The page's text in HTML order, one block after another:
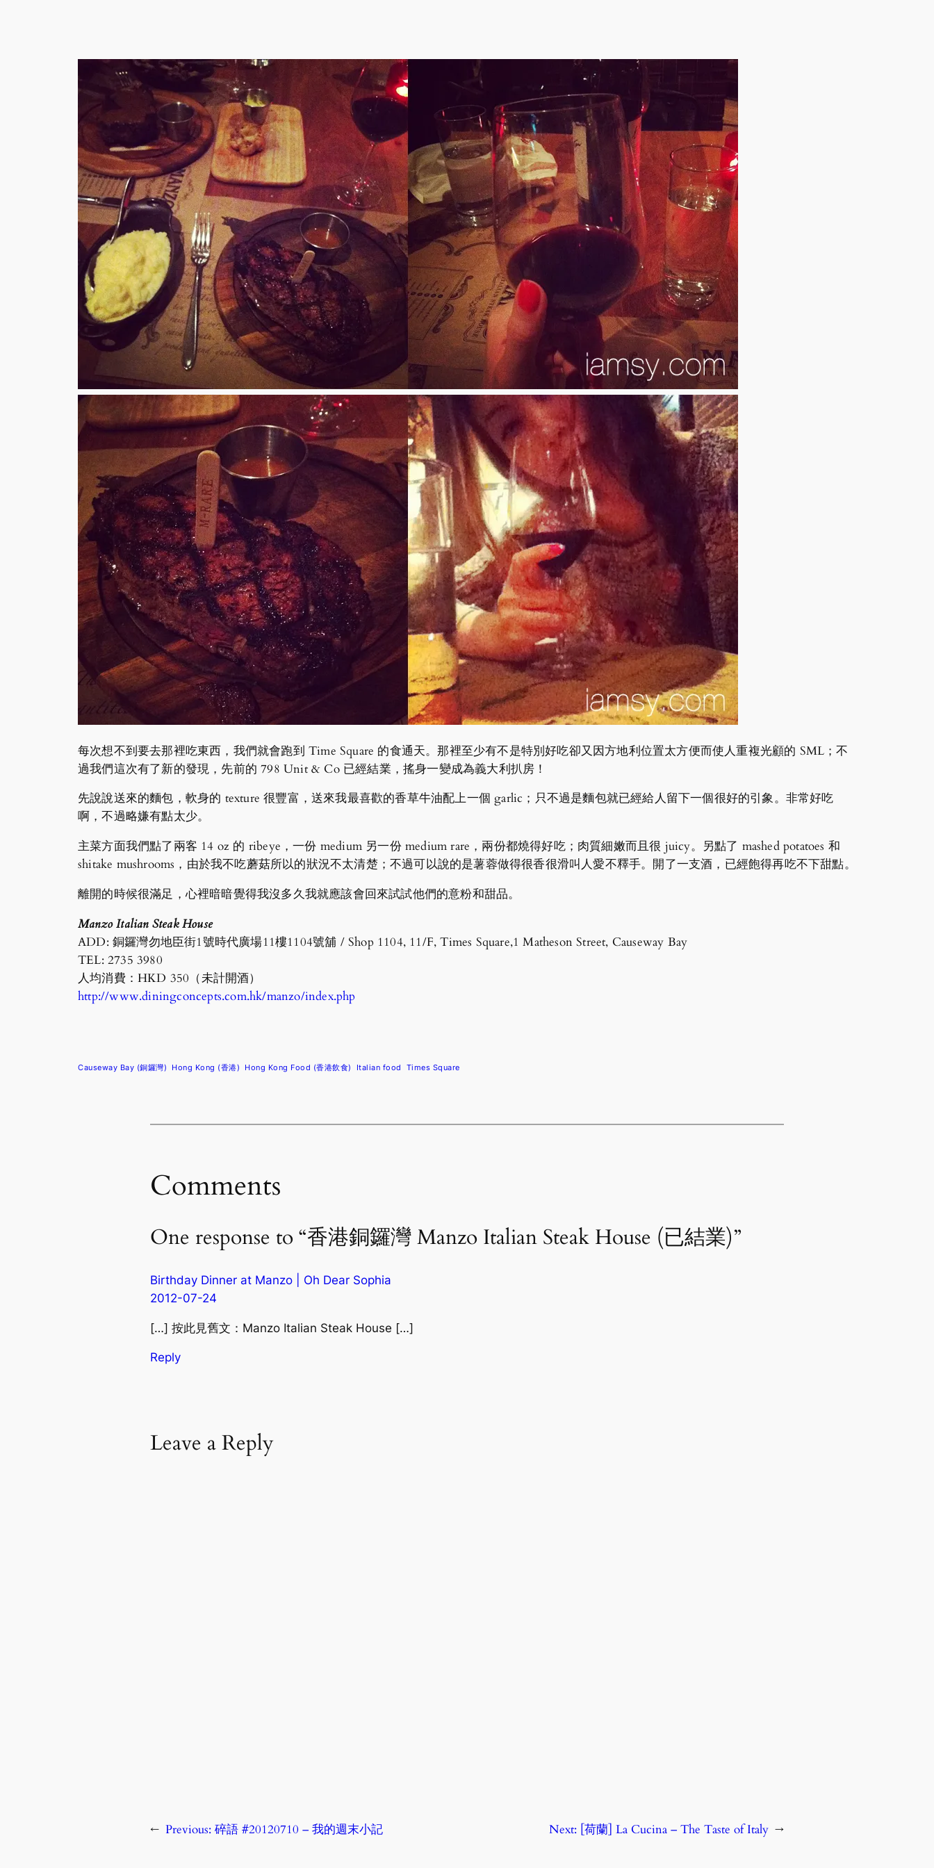
每次想不到要去那裡吃東西，我們就會跑到 Time Square 的食通天。那裡至少有不是特別好吃卻又因方地利位置太方便而使人重複光顧的 SML；不
過我們這次有了新的發現，先前的 798 Unit & Co 已經結業，搖身一變成為義大利扒房！
先說說送來的麵包，軟身的 texture 很豐富，送來我最喜歡的香草牛油配上一個 garlic；只不過是麵包就已經給人留下一個很好的引象。非常好吃
啊，不過略嫌有點太少。
主菜方面我們點了兩客 14 oz 的 ribeye，一份 medium 另一份 medium rare，兩份都燒得好吃；肉質細嫩而且很 juicy。另點了 mashed potatoes 和
shitake mushrooms，由於我不吃蘑菇所以的狀況不太清楚；不過可以說的是薯蓉做得很香很滑叫人愛不釋手。開了一支酒，已經飽得再吃不下甜點。
離開的時候很滿足，心裡暗暗覺得我沒多久我就應該會回來試試他們的意粉和甜品。
Manzo Italian Steak House
ADD: 銅鑼灣勿地臣街1號時代廣場11樓1104號舖 / Shop 1104, 11/F, Times Square,1 Matheson Street, Causeway Bay
TEL: 2735 3980
人均消費：HKD 350（未計開酒）
http://www.diningconcepts.com.hk/manzo/index.php
Causeway Bay (銅鑼灣) Hong Kong (香港) Hong Kong Food (香港飲食) Italian food Times Square
Comments
One response to “香港銅鑼灣 Manzo Italian Steak House (已結業)”
Birthday Dinner at Manzo | Oh Dear Sophia
2012-07-24
[…] 按此見舊文：Manzo Italian Steak House […]
Reply
Leave a Reply
← Previous: 碎語 #20120710 – 我的週末小記 Next: [荷蘭] La Cucina – The Taste of Italy →